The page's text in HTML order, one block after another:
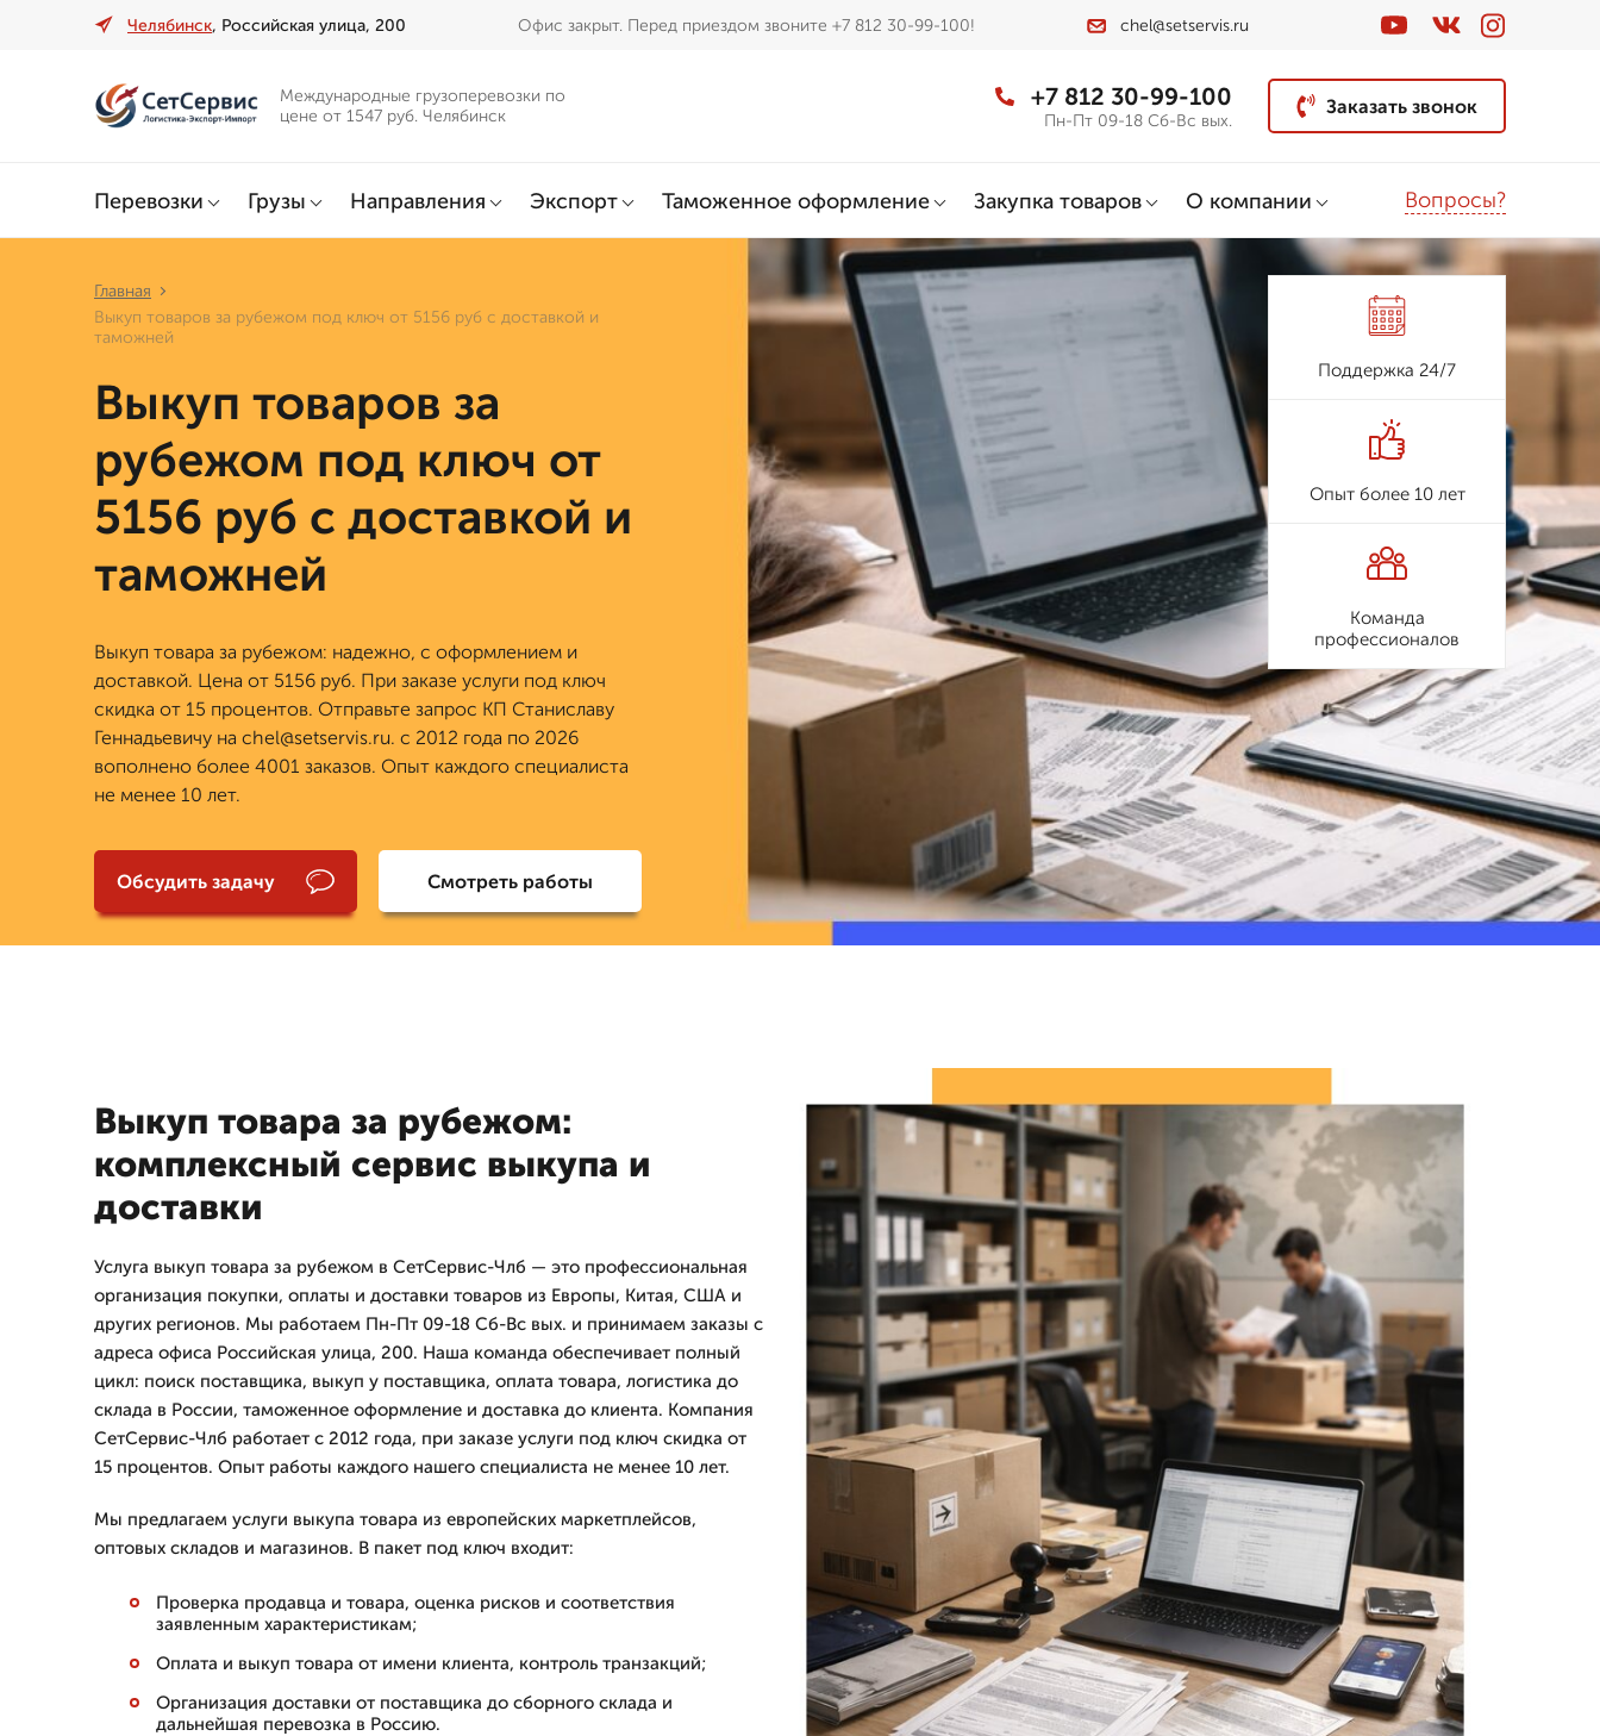
Челябинск, Российская улица, 200 Офис закрыт. Перед приездом звоните +7 812 30-99-100! chel@setservis.ru
Международные грузоперевозки по
цене от 1547 руб. Челябинск
+7 812 30-99-100
Пн-Пт 09-18 Сб-Вс вых.
Заказать звонок
Перевозки Грузы Направления Экспорт Таможенное оформление Закупка товаров О компании Вопросы?
Главная
Выкуп товаров за рубежом под ключ от 5156 руб с доставкой и
таможней
Выкуп товаров за
рубежом под ключ от
5156 руб с доставкой и
таможней
Выкуп товара за рубежом: надежно, с оформлением и
доставкой. Цена от 5156 руб. При заказе услуги под ключ
скидка от 15 процентов. Отправьте запрос КП Станиславу
Геннадьевичу на chel@setservis.ru. с 2012 года по 2026
вополнено более 4001 заказов. Опыт каждого специалиста
не менее 10 лет.
Обсудить задачу Смотреть работы
Поддержка 24/7
Опыт более 10 лет
Команда
профессионалов
Выкуп товара за рубежом:
комплексный сервис выкупа и
доставки
Услуга выкуп товара за рубежом в СетСервис-Члб — это профессиональная
организация покупки, оплаты и доставки товаров из Европы, Китая, США и
других регионов. Мы работаем Пн-Пт 09-18 Сб-Вс вых. и принимаем заказы с
адреса офиса Российская улица, 200. Наша команда обеспечивает полный
цикл: поиск поставщика, выкуп у поставщика, оплата товара, логистика до
склада в России, таможенное оформление и доставка до клиента. Компания
СетСервис-Члб работает с 2012 года, при заказе услуги под ключ скидка от
15 процентов. Опыт работы каждого нашего специалиста не менее 10 лет.
Мы предлагаем услуги выкупа товара из европейских маркетплейсов,
оптовых складов и магазинов. В пакет под ключ входит:
Проверка продавца и товара, оценка рисков и соответствия
заявленным характеристикам;
Оплата и выкуп товара от имени клиента, контроль транзакций;
Организация доставки от поставщика до сборного склада и
дальнейшая перевозка в Россию.